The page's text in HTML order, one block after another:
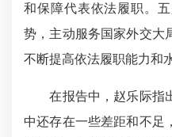
和保障代表依法履职。
势，主动服务国家外交大
不断提高依法履职能力和
在报告中，赵乐际指
中还存在一些差距和不足